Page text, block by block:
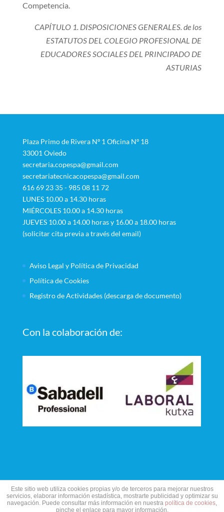
Competencia.
CAPÍTULO 1. DISPOSICIONES GENERALES. de los
ESTATUTOS DEL COLEGIO PROFESIONAL DE
EDUCADORES SOCIALES DEL PRINCIPADO DE
ASTURIAS
Plaza Primo de Rivera Nº 1 Oficina Nº 18
33001 Oviedo
secretaria.copespa@gmail.com
secretariatecnicacopespa@gmail.com
616 69 23 35 - 985 08 11 72
LUNES 10.00 a 14.30 horas
MIÉRCOLES 10.00 a 14.30 horas
JUEVES 10.00 a 14.00 horas y 16.00 a 18.00 horas
(solicitar cita previa a través del email)
Aviso Legal y Política de Privacidad
Política de Cookies
Registro de Actividades (descarga de documento)
Con la colaboración de:
Este sitio web utiliza cookies propias y/o de terceros para mejorar nuestros
servicios, elaborar información estadística, mostrarte publicidad y optimizar su
navegación. Puede consultar más información en nuestra política de cookies,
pinche el enlace para mayor información.